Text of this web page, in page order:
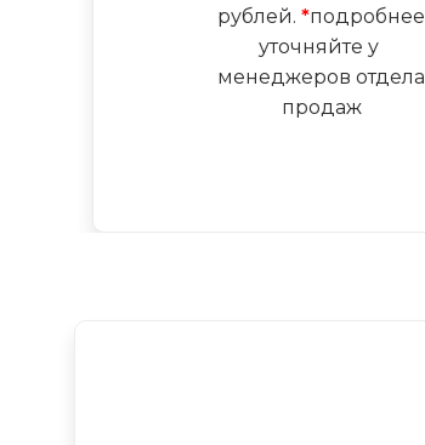
рублей.*подробнее
уточняйте у
менеджеров отдела
продаж